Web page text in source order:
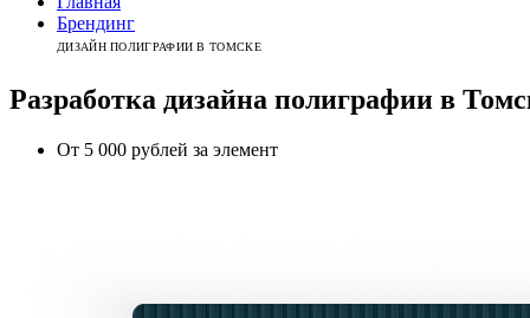
Брендинг
ДИЗАЙН ПОЛИГРАФИИ В ТОМСКЕ
Разработка дизайна полиграфии в
От 5 000 рублей за элемент